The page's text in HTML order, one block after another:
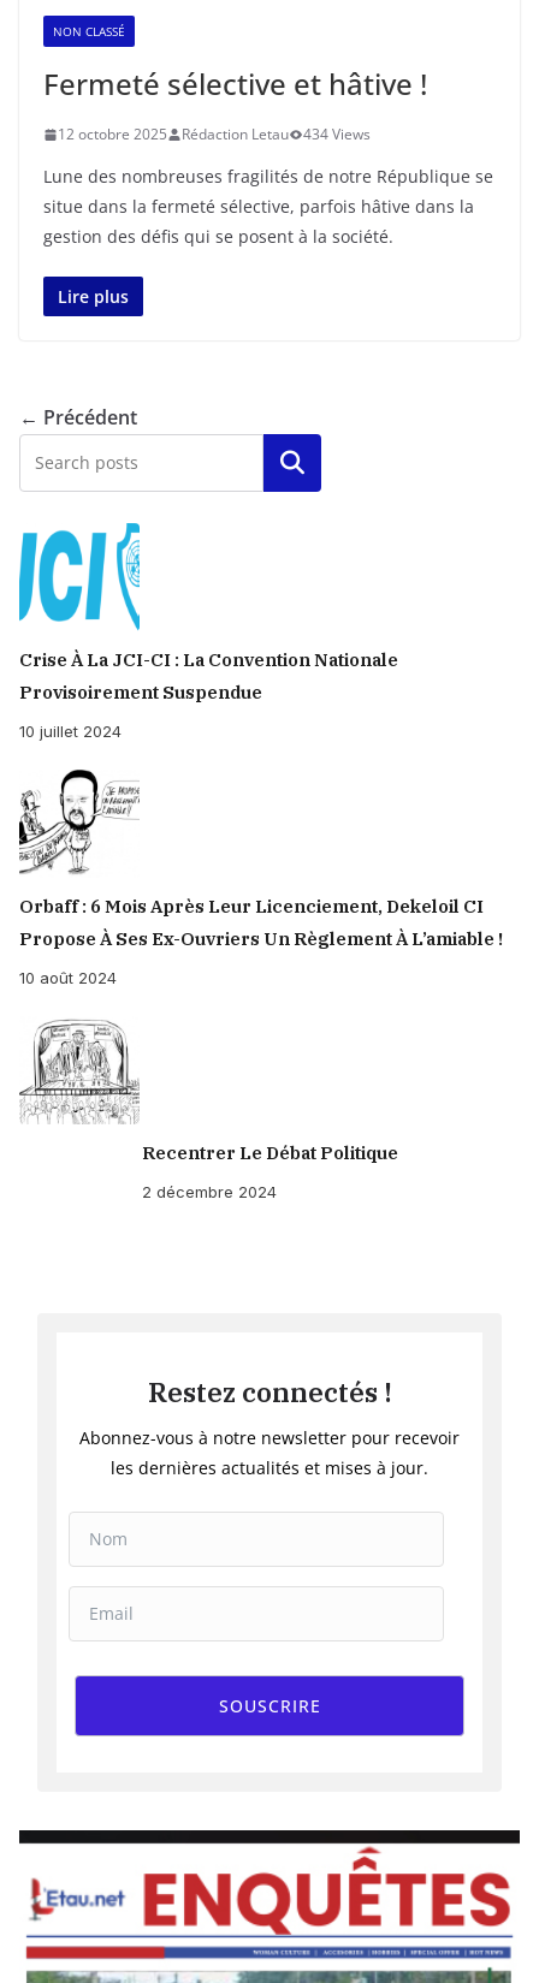
NON CLASSÉ
Fermeté sélective et hâtive !
12 octobre 2025 Rédaction Letau 434 Views
Lune des nombreuses fragilités de notre République se
situe dans la fermeté sélective, parfois hâtive dans la
gestion des défis qui se posent à la société.
Lire plus
← Précédent
Rechercher
Crise À La JCI-CI : La Convention Nationale
Provisoirement Suspendue
10 juillet 2024
Orbaff : 6 Mois Après Leur Licenciement, Dekeloil CI
Propose À Ses Ex-Ouvriers Un Règlement À L’amiable !
10 août 2024
Recentrer Le Débat Politique
2 décembre 2024
Restez connectés !
Abonnez-vous à notre newsletter pour recevoir
les dernières actualités et mises à jour.
SOUSCRIRE